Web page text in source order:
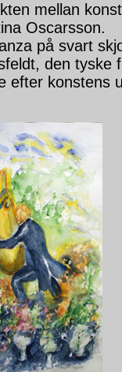
mellan
Oscarsson.
på svart
den tyske
efter konstens